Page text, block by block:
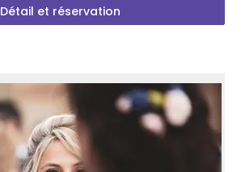
Détail et réservation